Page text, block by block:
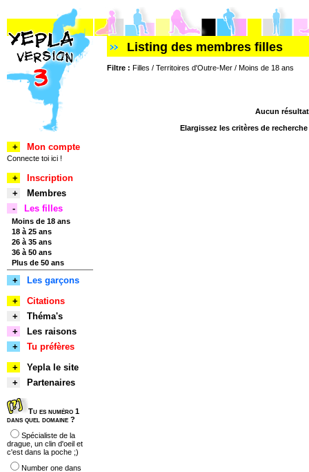
Listing des membres filles
Filtre : Filles / Territoires d'Outre-Mer / Moins de 18 ans
Aucun
Elargissez les critères de
+ Mon compte
Connecte toi ici !
+
Inscription
+
Membres
-
Les filles
Moins de 18 ans
18 à 25 ans
26 à 35 ans
36 à 50 ans
Plus de 50 ans
+
Les garçons
+
Citations
+
Théma's
+
Les raisons
+
Tu préfères
+
Yepla le site
+
Partenaires
Tu es numéro 1
dans quel domaine ?
Spécialiste de la
drague, un clin d'oeil et
c'est dans la poche ;)
Number one dans